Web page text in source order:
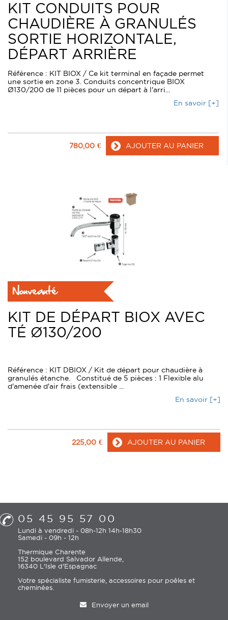
KIT CONDUITS POUR
CHAUDIÈRE À GRANULÉS
SORTIE HORIZONTALE,
DÉPART ARRIÈRE
Référence : KIT BIOX / Ce kit terminal en façade permet
une sortie en zone 3. Conduits concentrique BIOX
Ø130/200 de 11 pièces pour un départ à l'arri...
En savoir [+]
780,00 € AJOUTER AU PANIER
Nouveauté
KIT DE DÉPART BIOX AVEC
TÉ Ø130/200
Référence : KIT DBIOX / Kit de départ pour chaudière à
granulés étanche. Constitué de 5 pièces : 1 Flexible alu
d'amenée d'air frais (extensible ...
En savoir [+]
225,00 € AJOUTER AU PANIER
05 45 95 57 00
Lundi à vendredi - 08h-12h 14h-18h30
Samedi - 09h - 12h
Thermique Charente
152 boulevard Salvador Allende,
16340 L'Isle d'Espagnac
Votre spécialiste fumisterie, accessoires pour poêles et
cheminées.
Envoyer un email